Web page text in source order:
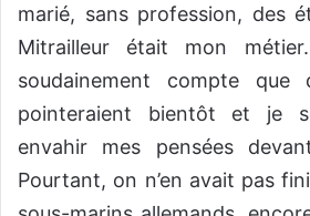
marié, sans profession, des
Mitrailleur était mon
soudainement compte que
pointeraient bientôt et je
envahir mes pensées
Pourtant, on n’en avait pas